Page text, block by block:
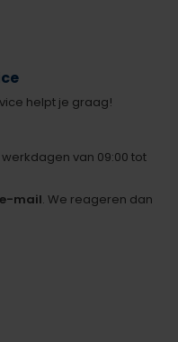
helpt je graag!
werkdagen van 09:00 tot
e-mail. We reageren dan